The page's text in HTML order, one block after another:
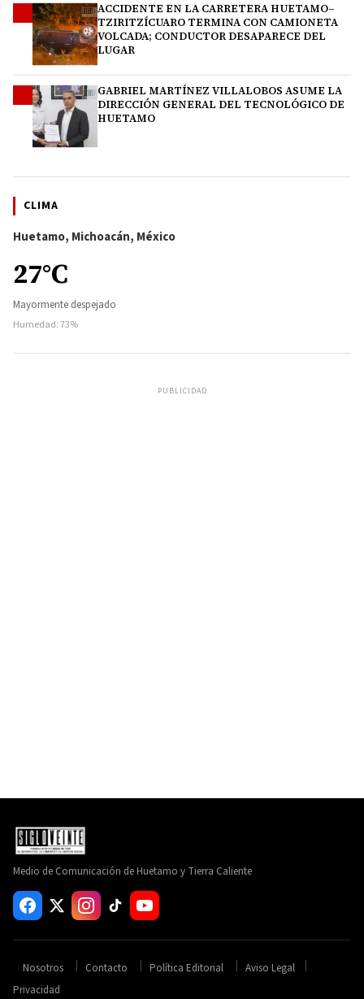
ACCIDENTE EN LA CARRETERA HUETAMO–
TZIRITZÍCUARO TERMINA CON CAMIONETA
VOLCADA; CONDUCTOR DESAPARECE DEL
LUGAR
GABRIEL MARTÍNEZ VILLALOBOS ASUME LA
DIRECCIÓN GENERAL DEL TECNOLÓGICO DE
HUETAMO
CLIMA
Huetamo, Michoacán, México
27°C
Mayormente despejado
Humedad: 73%
PUBLICIDAD
Medio de Comunicación de Huetamo y Tierra Caliente
Nosotros Contacto Política Editorial
Aviso Legal
Privacidad